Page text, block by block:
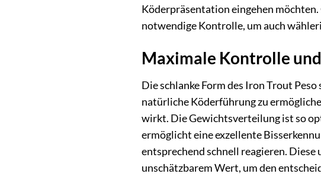
Köderpräsentation eingehen möchten.
notwendige Kontrolle, um auch
Maximale Kontrolle
Die schlanke Form des Iron Trout
natürliche Köderführung zu
wirkt. Die Gewichtsverteilung ist so
ermöglicht eine exzellente
entsprechend schnell reagieren.
unschätzbarem Wert, um den